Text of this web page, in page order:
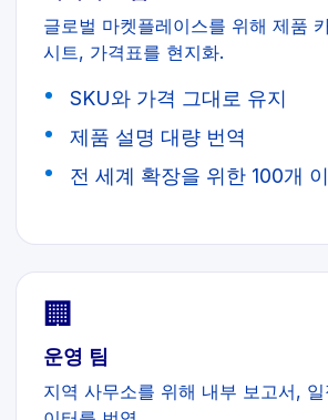
글로벌 마켓플레이스를 위해 제품
시트, 가격표를 현지화.
SKU와 가격 그대로 유지
제품 설명 대량 번역
전 세계 확장을 위한 100개
🏢
운영 팀
지역 사무소를 위해 내부 보고서,